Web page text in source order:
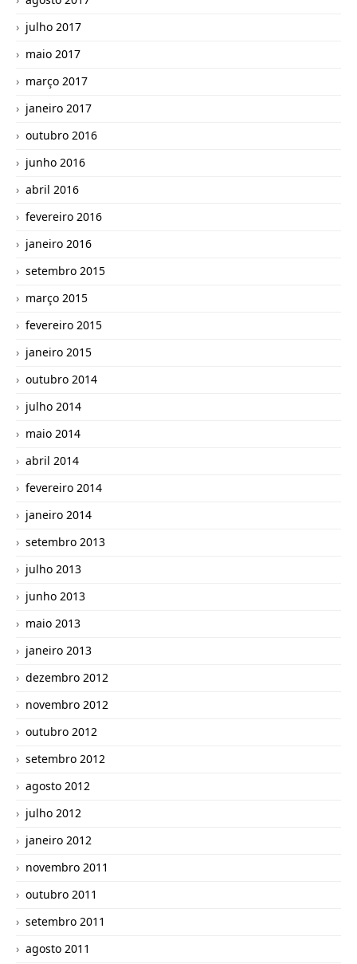
julho 2017
maio 2017
março 2017
janeiro 2017
outubro 2016
junho 2016
abril 2016
fevereiro 2016
janeiro 2016
setembro 2015
março 2015
fevereiro 2015
janeiro 2015
outubro 2014
julho 2014
maio 2014
abril 2014
fevereiro 2014
janeiro 2014
setembro 2013
julho 2013
junho 2013
maio 2013
janeiro 2013
dezembro 2012
novembro 2012
outubro 2012
setembro 2012
agosto 2012
julho 2012
janeiro 2012
novembro 2011
outubro 2011
setembro 2011
agosto 2011